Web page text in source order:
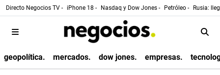
Directo Negocios TV - iPhone 18 - Nasdaq y Dow Jones - Petróleo - Rusia:
geopolítica. mercados. dow jones. empresas.